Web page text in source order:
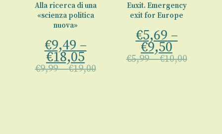
Alla ricerca di una
«scienza politica
nuova»
€9,49 –
€18,05
€9,99–€19,00
Euxit. Emergency
exit for Europe
€5,69 –
€9,50
€5,99–€10,00